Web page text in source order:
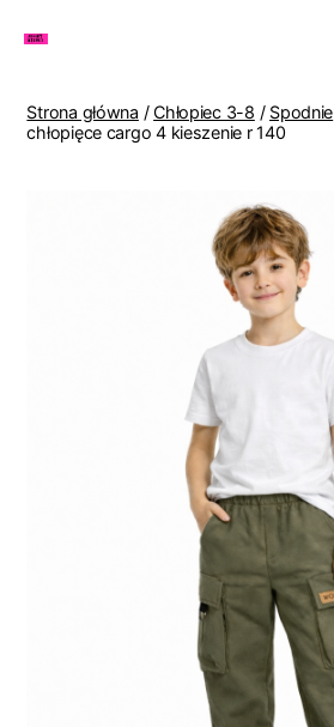
Lenki
Strona główna /Chłopiec 3-8 / Spodnie
chłopięce cargo 4 kieszenie r 140